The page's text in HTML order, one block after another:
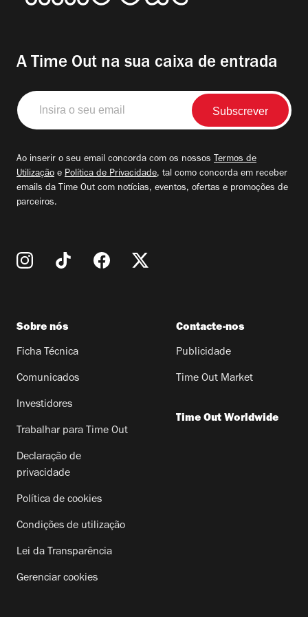
A Time Out na sua caixa de entrada
Insira
o
seu
Ao inserir o seu email concorda com os nossos Termos de
Utilização e Política de Privacidade, tal como concorda em receber
emails da Time Out com notícias, eventos, ofertas e promoções de
parceiros.
Sobre nós
Ficha Técnica
Comunicados
Investidores
Trabalhar para Time Out
Declaração de
privacidade
Política de cookies
Condições de utilização
Lei da Transparência
Gerenciar cookies
Contacte-nos
Publicidade
Time Out Market
Time Out Worldwide